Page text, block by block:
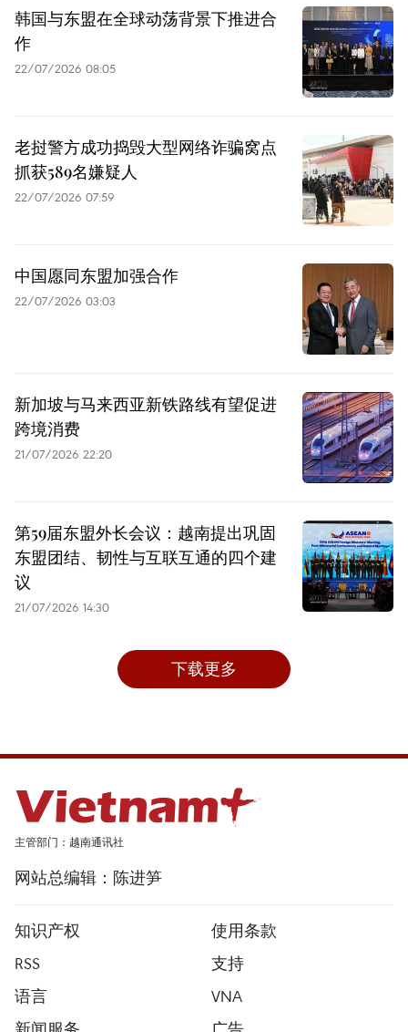
韩国与东盟在全球动荡背景下推进合
作
22/07/2026 08:05
老挝警方成功捣毁大型网络诈骗窝点
抓获589名嫌疑人
22/07/2026 07:59
中国愿同东盟加强合作
22/07/2026 03:03
新加坡与马来西亚新铁路线有望促进
跨境消费
21/07/2026 22:20
第59届东盟外长会议：越南提出巩固
东盟团结、韧性与互联互通的四个建
议
21/07/2026 14:30
下载更多
主管部门：越南通讯社
网站总编辑：陈进笋
知识产权
使用条款
RSS
支持
语言
VNA